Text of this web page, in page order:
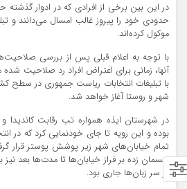
در این بین برخی از افرادی که در ادوار گذشته
حدودی خود را پیروز غالب امسال می‌دانند و
موکول کرده‌اند.
با توجه به اعلام قبلی پس از بررسی
آنها، زمانی برای اعتراض افراد رد
با تبلیغات انتخابات ریاست جمهوری در سطح
شهر و روستا آغاز خواهد شد.
در شهرستان ایذه همواره تب رقابت کاندیدا و
بوده و این رویه تا جای خودنمایی کرد که در
تمام خیابان‌های شهر زیر پوشش پوستر قرار
ریسمان زده بر فراز خیابان‌ها تا مدت‌ها بعد نیز
بر سر زبان‌ها جاری بود.